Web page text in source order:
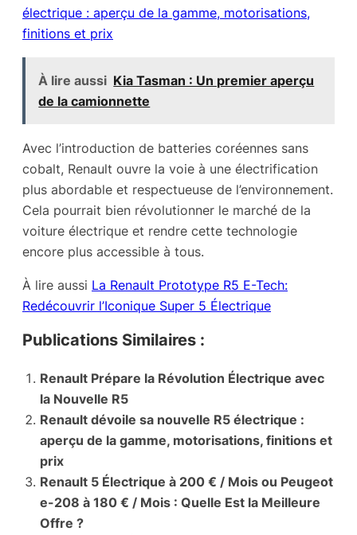
électrique : aperçu de la gamme, motorisations,
finitions et prix
À lire aussi Kia Tasman : Un premier aperçu
de la camionnette
Avec l’introduction de batteries coréennes sans
cobalt, Renault ouvre la voie à une électrification
plus abordable et respectueuse de l’environnement.
Cela pourrait bien révolutionner le marché de la
voiture électrique et rendre cette technologie
encore plus accessible à tous.
À lire aussi La Renault Prototype R5 E-Tech:
Redécouvrir l’Iconique Super 5 Électrique
Publications Similaires :
Renault Prépare la Révolution Électrique avec
la Nouvelle R5
Renault dévoile sa nouvelle R5 électrique :
aperçu de la gamme, motorisations, finitions et
prix
Renault 5 Électrique à 200 € / Mois ou Peugeot
e-208 à 180 € / Mois : Quelle Est la Meilleure
Offre ?